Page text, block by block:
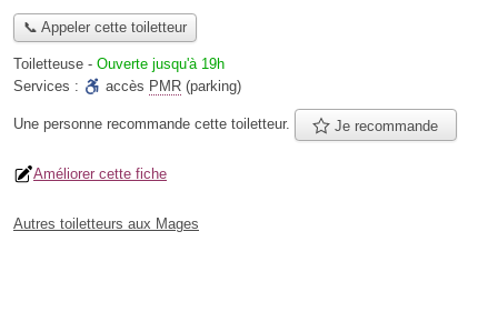
📞 Appeler cette toiletteur
Toiletteuse - Ouverte jusqu'à 19h
Services :
accès PMR (parking)
Une personne recommande cette toiletteur. Je recommande
Améliorer cette fiche
Autres toiletteurs aux Mages